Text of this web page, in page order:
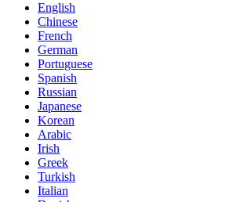
English
Chinese
French
German
Portuguese
Spanish
Russian
Japanese
Korean
Arabic
Irish
Greek
Turkish
Italian